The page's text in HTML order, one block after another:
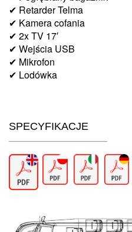
✔ Retarder Telma
✔ Kamera cofania
✔ 2x TV 17′
✔ Wejścia USB
✔ Mikrofon
✔ Lodówka
SPECYFIKACJE